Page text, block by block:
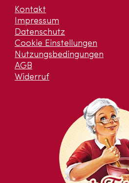
Kontakt
Impressum
Datenschutz
Cookie Einstellungen
Nutzungsbedingungen
AGB
Widerruf